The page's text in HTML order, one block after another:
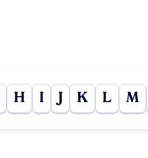
H I K L M